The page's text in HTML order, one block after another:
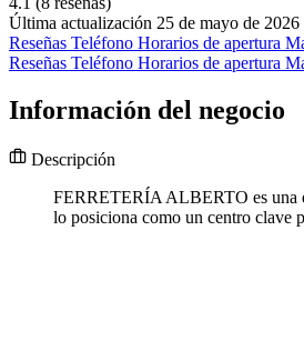
Última actualización 25 de mayo de 2026
Reseñas Teléfono Horarios de apertura
Reseñas Teléfono Horarios de apertura
Información del negocio
Descripción
FERRETERÍA ALBERTO es una
lo posiciona como un centro clave